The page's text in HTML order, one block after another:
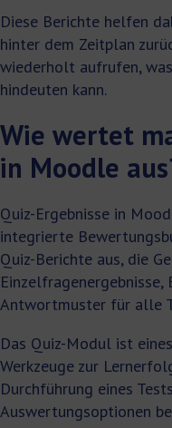
Diese Berichte helfen
hinter dem Zeitplan
wiederholt aufrufen,
hindeuten kann.
Wie wertet
in Moodle
Quiz-Ergebnisse in
integrierte
Quiz-Berichte aus, die
Antwortmuster für alle
Das Quiz-Modul ist
Werkzeuge zur
Durchführung eines
Auswertungsoptionen